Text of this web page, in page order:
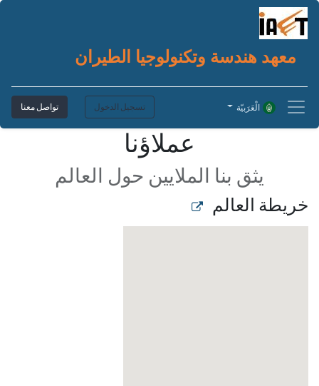
معهد هندسة وتكنولوجيا الطيران
تسجيل الدخول تواصل معنا الْعَرَبيّة
عملاؤنا
يثق بنا الملايين حول العالم
خريطة العالم